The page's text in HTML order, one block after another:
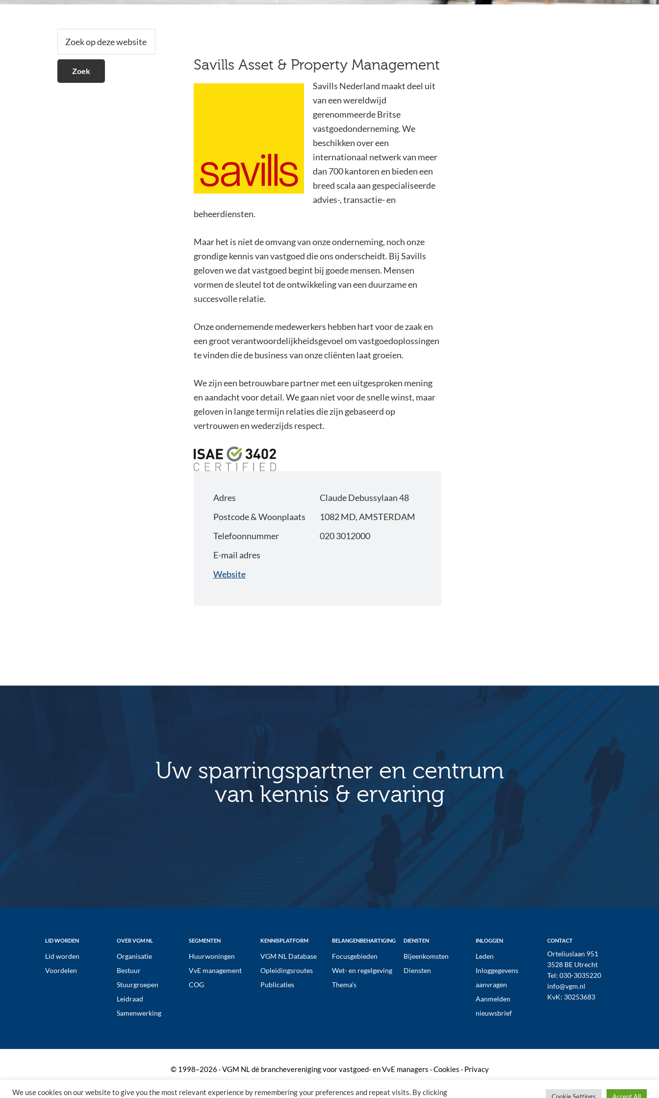
Savills Asset & Property Management
Savills Nederland maakt deel uit
van een wereldwijd
gerenommeerde Britse
vastgoedonderneming. We
beschikken over een
internationaal netwerk van meer
dan 700 kantoren en bieden een
breed scala aan gespecialiseerde
advies-, transactie- en
beheerdiensten.
Maar het is niet de omvang van onze onderneming, noch onze
grondige kennis van vastgoed die ons onderscheidt. Bij Savills
geloven we dat vastgoed begint bij goede mensen. Mensen
vormen de sleutel tot de ontwikkeling van een duurzame en
succesvolle relatie.
Onze ondernemende medewerkers hebben hart voor de zaak en
een groot verantwoordelijkheidsgevoel om vastgoedoplossingen
te vinden die de business van onze cliënten laat groeien.
We zijn een betrouwbare partner met een uitgesproken mening
en aandacht voor detail. We gaan niet voor de snelle winst, maar
geloven in lange termijn relaties die zijn gebaseerd op
vertrouwen en wederzijds respect.
Adres
Postcode & Woonplaats
Telefoonnummer
E-mail adres
Website
Claude Debussylaan 48
1082 MD, AMSTERDAM
020 3012000
Secundaire
Sidebar
op
deze
website
Uw sparringspartner en centrum
van kennis & ervaring
LID WORDEN
Lid worden
Voordelen
OVER VGM NL
Organisatie
Bestuur
Stuurgroepen
Leidraad
Samenwerking
SEGMENTEN
Huurwoningen
VvE management
COG
KENNISPLATFORM
VGM NL Database
Opleidingsroutes
Publicaties
BELANGENBEHARTIGING
Focusgebieden
Wet- en regelgeving
Thema’s
DIENSTEN
Bijeenkomsten
Diensten
INLOGGEN
Leden
Inloggegevens
aanvragen
Aanmelden
nieuwsbrief
CONTACT
Orteliuslaan 951
3528 BE Utrecht
Tel: 030-3035220
info@vgm.nl
KvK: 30253683
© 1998–2026 · VGM NL dé branchevereniging voor vastgoed- en VvE managers · Cookies · Privacy
We use cookies on our website to give you the most relevant experience by remembering your preferences and repeat visits. By clicking